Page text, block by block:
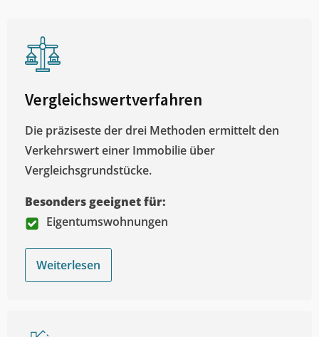
Vergleichswertverfahren
Die präziseste der drei Methoden ermittelt den
Verkehrswert einer Immobilie über
Vergleichsgrundstücke.
Besonders geeignet für:
Eigentumswohnungen
Weiterlesen